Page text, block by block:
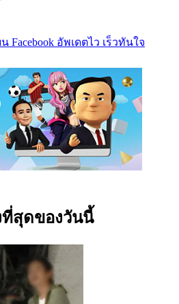
อัพเดตไว เร็วทันใจ
ที่สุดของวันนี้